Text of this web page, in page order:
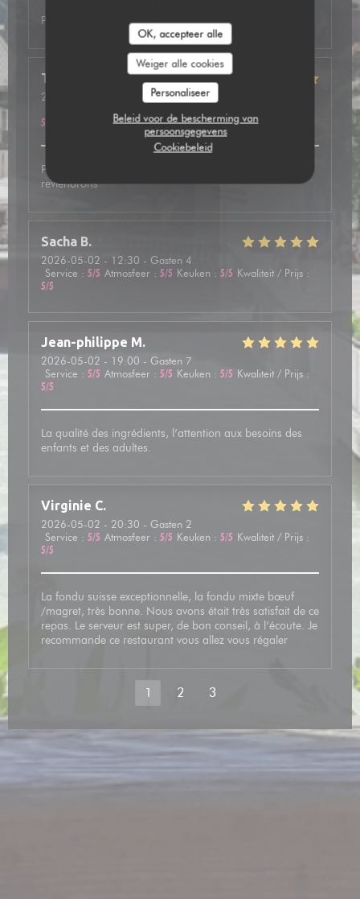
OK, accepteer alle
Weiger alle cookies
Personaliseer
Beleid voor de bescherming van
persoonsgegevens
Cookiebeleid
Parfait comme d’habitude.
Thibaut
2026-05-07
- 20:00 - Gasten 3
5
Personnes très chaleureux. Plats délicieux. Nous
reviendrons
Sacha B
2026-05-02 - 12:30 - Gasten 4
Service : 5/5 Atmosfeer : 5/5 Keuken : 5/5 Kwaliteit / Prijs :
5/5
Jean-philippe M
2026-05-02 - 19:00 - Gasten 7
Service : 5/5 Atmosfeer : 5/5 Keuken : 5/5 Kwaliteit / Prijs :
5/5
La qualité des ingrédients, l’attention aux besoins des
enfants et des adultes.
Virginie C
2026-05-02 - 20:30 - Gasten 2
Service : 5/5 Atmosfeer : 5/5 Keuken : 5/5 Kwaliteit / Prijs :
5/5
La fondu suisse exceptionnelle, la fondu mixte bœuf
/magret, très bonne. Nous avons était très satisfait de ce
repas. Le serveur est super, de bon conseil, à l’écoute. Je
recommande ce restaurant vous allez vous régaler
1 2 3